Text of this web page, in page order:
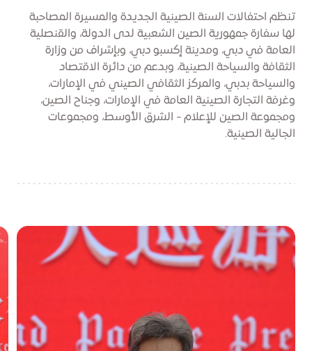
تنظم احتفالات السنة الصينية الجديدة والمسيرة المصاحبة
لها سفارة جمهورية الصين الشعبية لدى الدولة، والقنصلية
العامة في دبي، ومدينة إكسبو دبي، وبإشراف من وزارة
الثقافة والسياحة الصينية، وبدعم من دائرة الاقتصاد
والسياحة بدبي، والمركز الثقافي الصيني في الإمارات،
وغرفة التجارة الصينية العامة في الإمارات، وجناح الصين،
ومجموعة الصين للإعلام - الشرق الأوسط، ومجموعات
الجالية الصينية.